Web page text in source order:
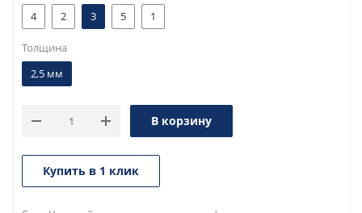
4
2 3 5 1
Толщина
2,5 мм
В корзину
Купить в 1 клик